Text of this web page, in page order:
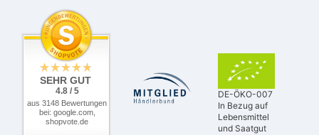
SEHR GUT
4.8 / 5
aus 3148 Bewertungen
bei: google.com,
shopvote.de
DE-ÖKO-007
In Bezug auf
Lebensmittel
und Saatgut